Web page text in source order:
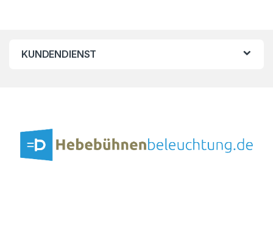
KUNDENDIENST